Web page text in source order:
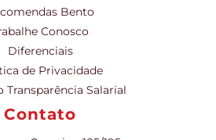
Bento
Conosco
Diferenciais
de Privacidade
Transparência Salarial
Contato